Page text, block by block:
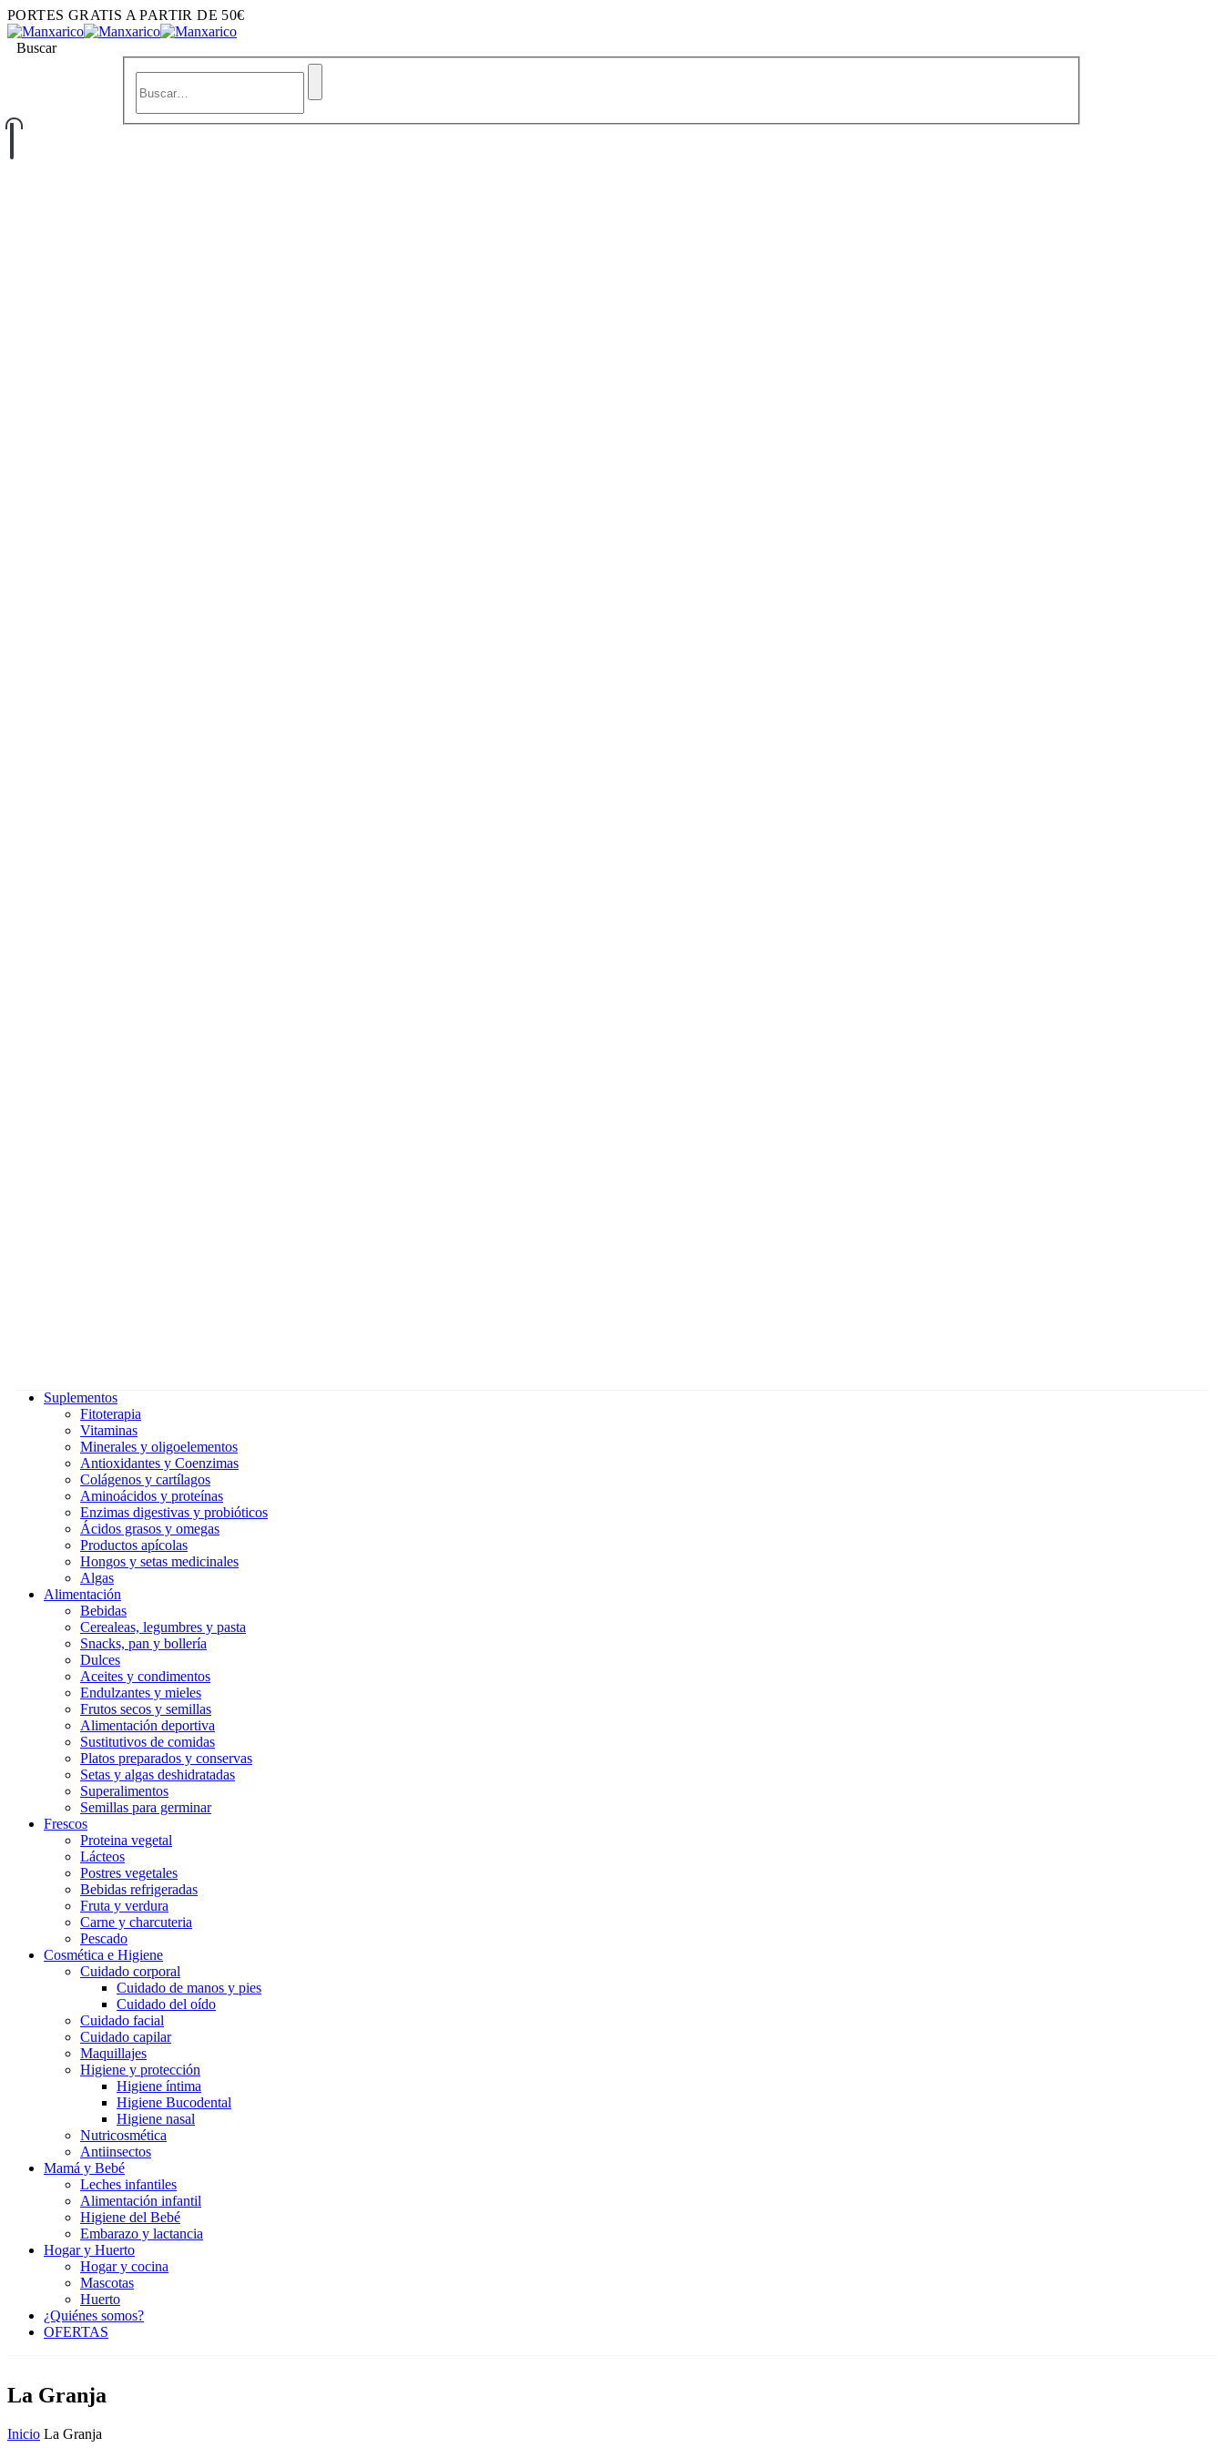
PORTES GRATIS A PARTIR DE 50€
Buscar
Suplementos
Fitoterapia
Vitaminas
Minerales y oligoelementos
Antioxidantes y Coenzimas
Colágenos y cartílagos
Aminoácidos y proteínas
Enzimas digestivas y probióticos
Ácidos grasos y omegas
Productos apícolas
Hongos y setas medicinales
Algas
Alimentación
Bebidas
Cerealeas, legumbres y pasta
Snacks, pan y bollería
Dulces
Aceites y condimentos
Endulzantes y mieles
Frutos secos y semillas
Alimentación deportiva
Sustitutivos de comidas
Platos preparados y conservas
Setas y algas deshidratadas
Superalimentos
Semillas para germinar
Frescos
Proteina vegetal
Lácteos
Postres vegetales
Bebidas refrigeradas
Fruta y verdura
Carne y charcuteria
Pescado
Cosmética e Higiene
Cuidado corporal
Cuidado de manos y pies
Cuidado del oído
Cuidado facial
Cuidado capilar
Maquillajes
Higiene y protección
Higiene íntima
Higiene Bucodental
Higiene nasal
Nutricosmética
Antiinsectos
Mamá y Bebé
Leches infantiles
Alimentación infantil
Higiene del Bebé
Embarazo y lactancia
Hogar y Huerto
Hogar y cocina
Mascotas
Huerto
¿Quiénes somos?
OFERTAS
La Granja
Inicio La Granja